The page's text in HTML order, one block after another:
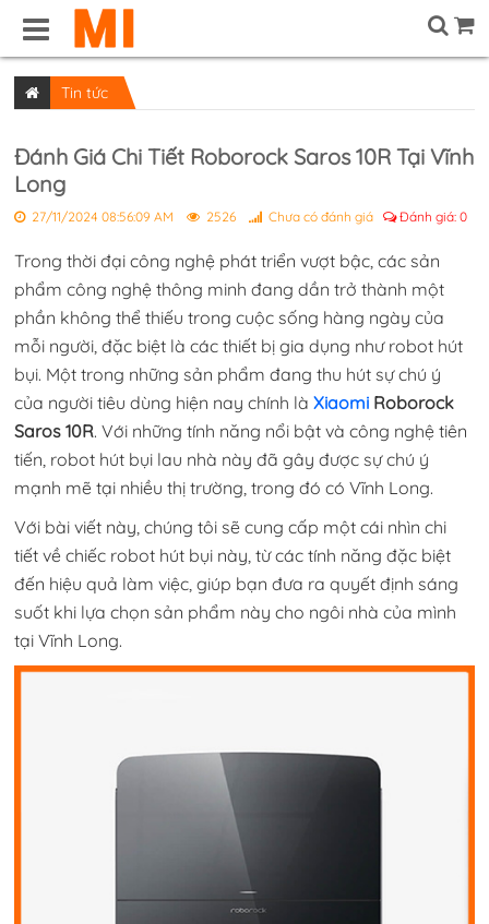
Tin tức
Đánh Giá Chi Tiết Roborock Saros 10R Tại Vĩnh
Long
27/11/2024 08:56:09 AM 2526 Chưa có đánh giá Đánh giá:0
Trong thời đại công nghệ phát triển vượt bậc, các sản
phẩm công nghệ thông minh đang dần trở thành một
phần không thể thiếu trong cuộc sống hàng ngày của
mỗi người, đặc biệt là các thiết bị gia dụng như robot hút
bụi. Một trong những sản phẩm đang thu hút sự chú ý
của người tiêu dùng hiện nay chính làXiaomi Roborock
Saros 10R. Với những tính năng nổi bật và công nghệ tiên
tiến, robot hút bụi lau nhà này đã gây được sự chú ý
mạnh mẽ tại nhiều thị trường, trong đó có Vĩnh Long.
Với bài viết này, chúng tôi sẽ cung cấp một cái nhìn chi
tiết về chiếc robot hút bụi này, từ các tính năng đặc biệt
đến hiệu quả làm việc, giúp bạn đưa ra quyết định sáng
suốt khi lựa chọn sản phẩm này cho ngôi nhà của mình
tại Vĩnh Long.